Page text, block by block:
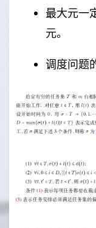
最大元一
元。
调度问题